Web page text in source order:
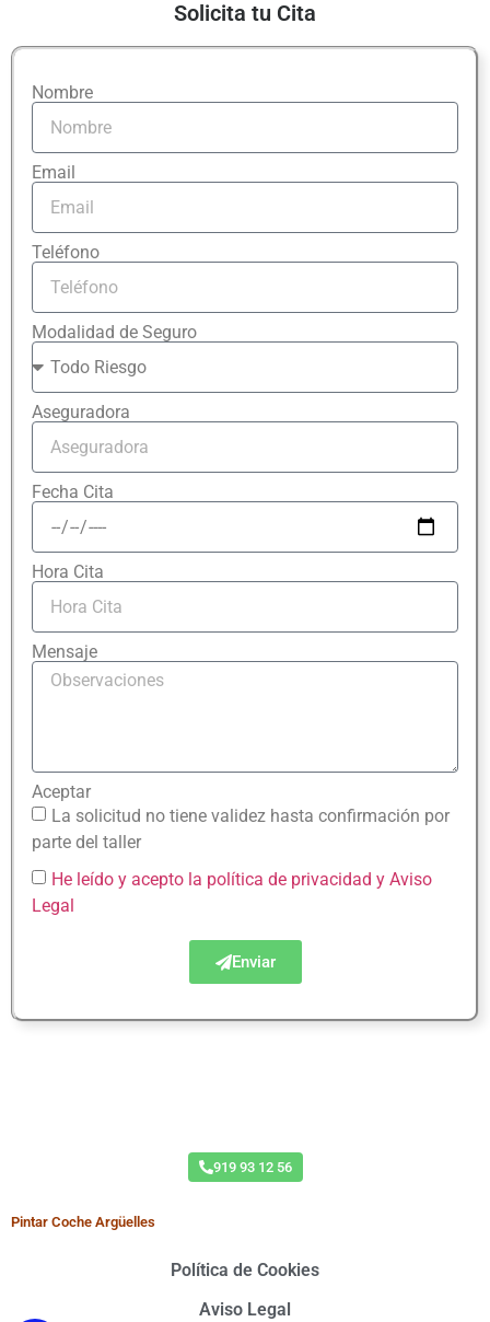
Solicita tu Cita
Nombre
Email
Teléfono
Modalidad de Seguro
Aseguradora
Fecha Cita
Hora Cita
Mensaje
Aceptar
La solicitud no tiene validez hasta confirmación por
parte del taller
He leído y acepto la política de privacidad y Aviso
Legal
Enviar
919 93 12 56
Pintar Coche Argüelles
Política de Cookies
Aviso Legal